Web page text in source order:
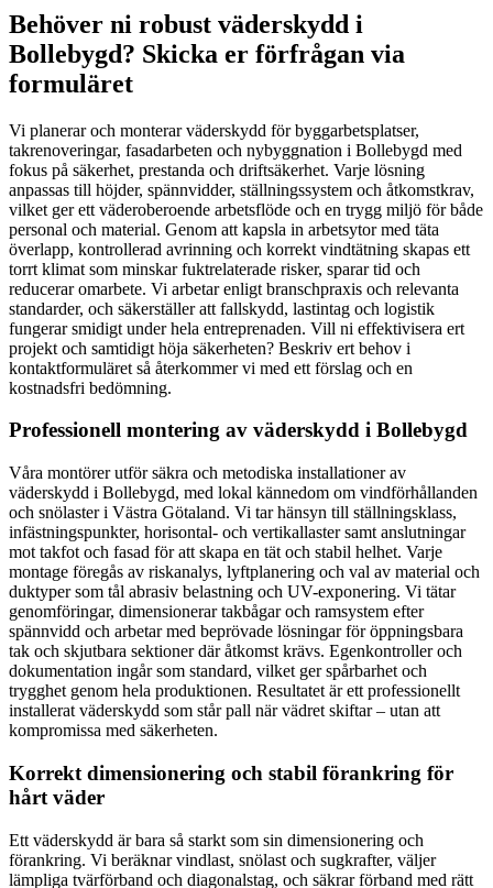
Behöver ni robust väderskydd i
Bollebygd? Skicka er förfrågan via
formuläret
Vi planerar och monterar väderskydd för byggarbetsplatser,
takrenoveringar, fasadarbeten och nybyggnation i Bollebygd med
fokus på säkerhet, prestanda och driftsäkerhet. Varje lösning
anpassas till höjder, spännvidder, ställningssystem och åtkomstkrav,
vilket ger ett väderoberoende arbetsflöde och en trygg miljö för både
personal och material. Genom att kapsla in arbetsytor med täta
överlapp, kontrollerad avrinning och korrekt vindtätning skapas ett
torrt klimat som minskar fuktrelaterade risker, sparar tid och
reducerar omarbete. Vi arbetar enligt branschpraxis och relevanta
standarder, och säkerställer att fallskydd, lastintag och logistik
fungerar smidigt under hela entreprenaden. Vill ni effektivisera ert
projekt och samtidigt höja säkerheten? Beskriv ert behov i
kontaktformuläret så återkommer vi med ett förslag och en
kostnadsfri bedömning.
Professionell montering av väderskydd i Bollebygd
Våra montörer utför säkra och metodiska installationer av
väderskydd i Bollebygd, med lokal kännedom om vindförhållanden
och snölaster i Västra Götaland. Vi tar hänsyn till ställningsklass,
infästningspunkter, horisontal- och vertikallaster samt anslutningar
mot takfot och fasad för att skapa en tät och stabil helhet. Varje
montage föregås av riskanalys, lyftplanering och val av material och
duktyper som tål abrasiv belastning och UV-exponering. Vi tätar
genomföringar, dimensionerar takbågar och ramsystem efter
spännvidd och arbetar med beprövade lösningar för öppningsbara
tak och skjutbara sektioner där åtkomst krävs. Egenkontroller och
dokumentation ingår som standard, vilket ger spårbarhet och
trygghet genom hela produktionen. Resultatet är ett professionellt
installerat väderskydd som står pall när vädret skiftar – utan att
kompromissa med säkerheten.
Korrekt dimensionering och stabil förankring för
hårt väder
Ett väderskydd är bara så starkt som sin dimensionering och
förankring. Vi beräknar vindlast, snölast och sugkrafter, väljer
lämpliga tvärförband och diagonalstag, och säkrar förband med rätt